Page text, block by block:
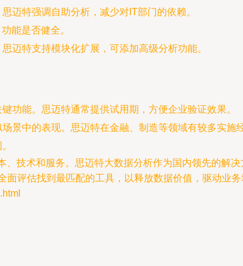
迈特强调自助分析，减少对IT部门的依赖。
能是否健全。
迈特支持模块化扩展，可添加高级分析功能。
功能。思迈特通常提供试用期，方便企业验证效果。
景中的表现。思迈特在金融、制造等领域有较多实施
技术和服务。思迈特大数据分析作为国内领先的解
评估找到最匹配的工具，以释放数据价值，驱动业务